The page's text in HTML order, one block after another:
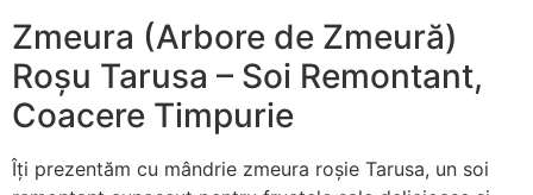
Zmeura (Arbore de Zmeură)
Roșu Tarusa – Soi Remontant,
Coacere Timpurie
Îți prezentăm cu mândrie zmeura roșie Tarusa, un soi